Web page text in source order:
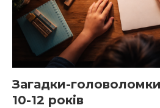
Загадки-
10-12 років